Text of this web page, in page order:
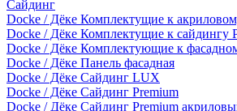
Сайдинг
Docke / Дёке Комплектущие к
Docke / Дёке Комплектущие к сайдингу
Docke / Дёке Комплектующие к
Docke / Дёке Панель фасадная
Docke / Дёке Сайдинг LUX
Docke / Дёке Сайдинг Premium
Docke / Дёке Сайдинг Premium